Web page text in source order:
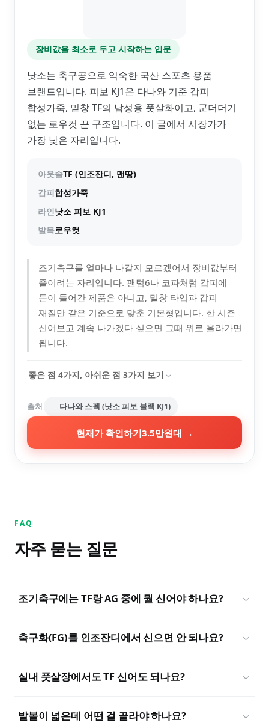
장비값을 최소로 두고 시작하는 입문
낫소는 축구공으로 익숙한 국산 스포츠 용품
브랜드입니다. 피보 KJ1은 다나와 기준 갑피
합성가죽, 밑창 TF의 남성용 풋살화이고, 군더더기
없는 로우컷 끈 구조입니다. 이 글에서 시장가가
가장 낮은 자리입니다.
아웃솔TF (인조잔디, 맨땅)
갑피합성가죽
라인낫소 피보 KJ1
발목로우컷
조기축구를 얼마나 나갈지 모르겠어서 장비값부터
줄이려는 자리입니다. 팬텀6나 코파처럼 갑피에
돈이 들어간 제품은 아니고, 밑창 타입과 갑피
재질만 같은 기준으로 맞춘 기본형입니다. 한 시즌
신어보고 계속 나가겠다 싶으면 그때 위로 올라가면
됩니다.
좋은 점 4가지, 아쉬운 점 3가지 보기
출처 다나와 스펙 (낫소 피보 블랙 KJ1)
현재가 확인하기3.5만원대 →
FAQ
자주 묻는 질문
조기축구에는 TF랑 AG 중에 뭘 신어야 하나요?
축구화(FG)를 인조잔디에서 신으면 안 되나요?
실내 풋살장에서도 TF 신어도 되나요?
발볼이 넓은데 어떤 걸 골라야 하나요?